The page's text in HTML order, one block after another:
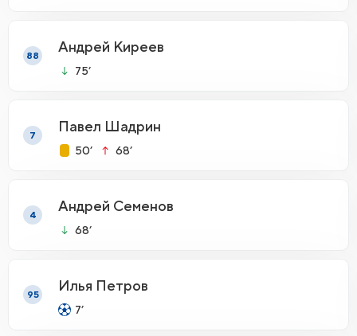
88
Андрей Киреев
75’
7
Павел Шадрин
50’ 68’
4
Андрей Семенов
68’
95
Илья Петров
7’